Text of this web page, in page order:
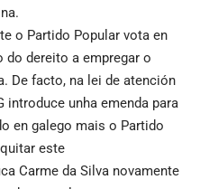
o Partido Popular vota en
do dereito a empregar o
De facto, na lei de atención
introduce unha emenda para
en galego mais o Partido
este
Carme da Silva novamente